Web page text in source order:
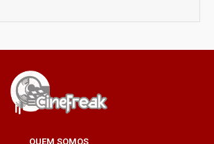
QUEM SOMOS